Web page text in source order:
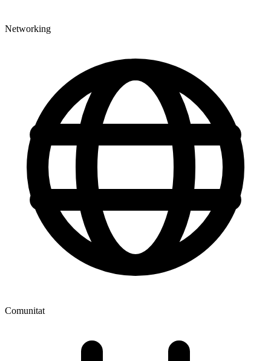
Networking
Comunitat